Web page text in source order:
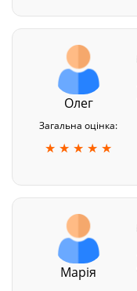
Олег
Загальна оцінка:
★ ★ ★ ★ ★
Марія